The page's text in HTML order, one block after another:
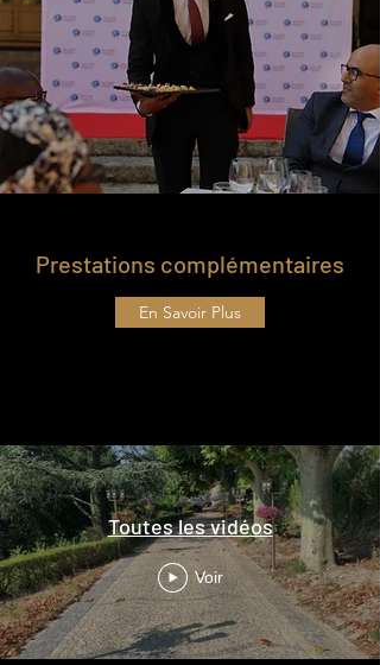
Prestations complémentaires
En Savoir Plus
Toutes les vidéos
Voir